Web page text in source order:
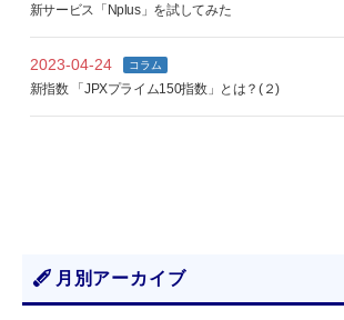
新サービス「Nplus」を試してみた
2023-04-24 コラム
新指数 「JPXプライム150指数」とは？(２)
月別アーカイブ